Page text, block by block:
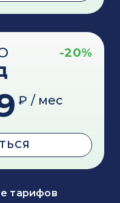
-20%
₽ / мес
тарифов